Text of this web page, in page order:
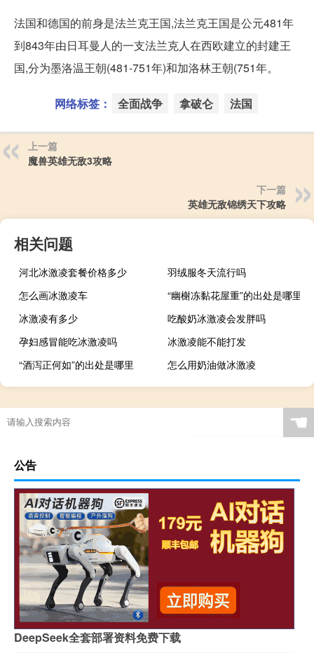
法国和德国的前身是法兰克王国,法兰克王国是公元481年
到843年由日耳曼人的一支法兰克人在西欧建立的封建王
国,分为墨洛温王朝(481-751年)和加洛林王朝(751年。
网络标签： 全面战争 拿破仑 法国
上一篇
魔兽英雄无敌3攻略
下一篇
英雄无敌锦绣天下攻略
相关问题
河北冰激凌套餐价格多少
羽绒服冬天流行吗
怎么画冰激凌车
“幽榭冻黏花屋重”的出处是哪里
冰激凌有多少
吃酸奶冰激凌会发胖吗
孕妇感冒能吃冰激凌吗
冰激凌能不能打发
“酒泻正何如”的出处是哪里
怎么用奶油做冰激凌
☚
公告
DeepSeek全套部署资料免费下载